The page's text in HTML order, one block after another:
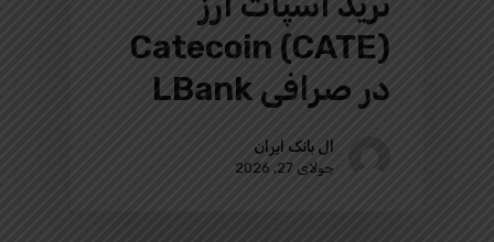
Catecoin (CATE)
در صرافی LBank
ال بانک ایران
جولای 27, 2026